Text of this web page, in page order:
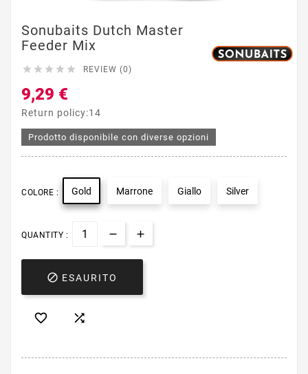
Sonubaits Dutch Master
Feeder Mix
     REVIEW (0)
9,29 €
Return policy:14
Prodotto disponibile con diverse opzioni
COLORE : Gold Marrone Giallo Silver
QUANTITY :
 ESAURITO
 